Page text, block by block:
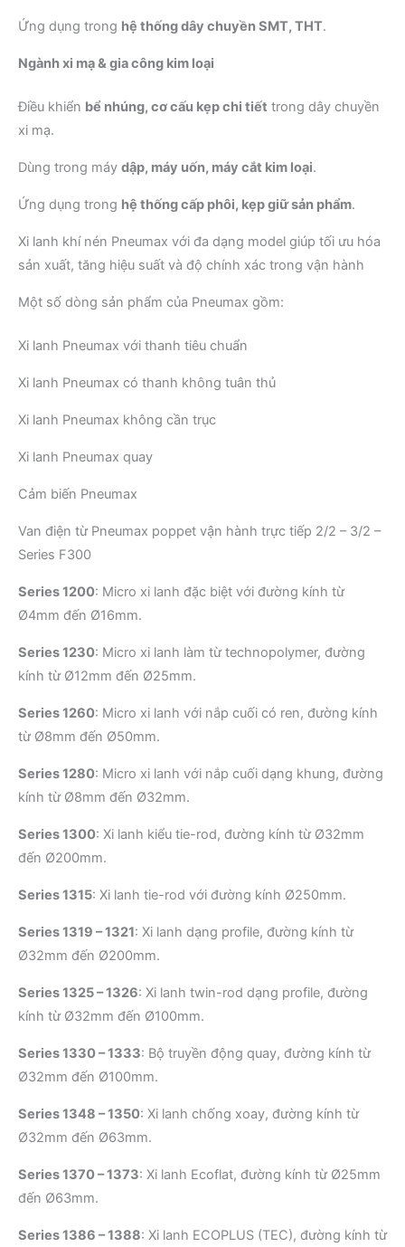
Ứng dụng trong hệ thống dây chuyền SMT, THT.
Ngành xi mạ & gia công kim loại
Điều khiển bể nhúng, cơ cấu kẹp chi tiết trong dây chuyền
xi mạ.
Dùng trong máy dập, máy uốn, máy cắt kim loại.
Ứng dụng trong hệ thống cấp phôi, kẹp giữ sản phẩm.
Xi lanh khí nén Pneumax với đa dạng model giúp tối ưu hóa
sản xuất, tăng hiệu suất và độ chính xác trong vận hành
Một số dòng sản phẩm của Pneumax gồm:
Xi lanh Pneumax với thanh tiêu chuẩn
Xi lanh Pneumax có thanh không tuân thủ
Xi lanh Pneumax không cần trục
Xi lanh Pneumax quay
Cảm biến Pneumax
Van điện từ Pneumax poppet vận hành trực tiếp 2/2 – 3/2 –
Series F300
Series 1200: Micro xi lanh đặc biệt với đường kính từ
Ø4mm đến Ø16mm.
Series 1230: Micro xi lanh làm từ technopolymer, đường
kính từ Ø12mm đến Ø25mm.
Series 1260: Micro xi lanh với nắp cuối có ren, đường kính
từ Ø8mm đến Ø50mm.
Series 1280: Micro xi lanh với nắp cuối dạng khung, đường
kính từ Ø8mm đến Ø32mm.
Series 1300: Xi lanh kiểu tie-rod, đường kính từ Ø32mm
đến Ø200mm.
Series 1315: Xi lanh tie-rod với đường kính Ø250mm.
Series 1319 – 1321: Xi lanh dạng profile, đường kính từ
Ø32mm đến Ø200mm.
Series 1325 – 1326: Xi lanh twin-rod dạng profile, đường
kính từ Ø32mm đến Ø100mm.
Series 1330 – 1333: Bộ truyền động quay, đường kính từ
Ø32mm đến Ø100mm.
Series 1348 – 1350: Xi lanh chống xoay, đường kính từ
Ø32mm đến Ø63mm.
Series 1370 – 1373: Xi lanh Ecoflat, đường kính từ Ø25mm
đến Ø63mm.
Series 1386 – 1388: Xi lanh ECOPLUS (TEC), đường kính từ